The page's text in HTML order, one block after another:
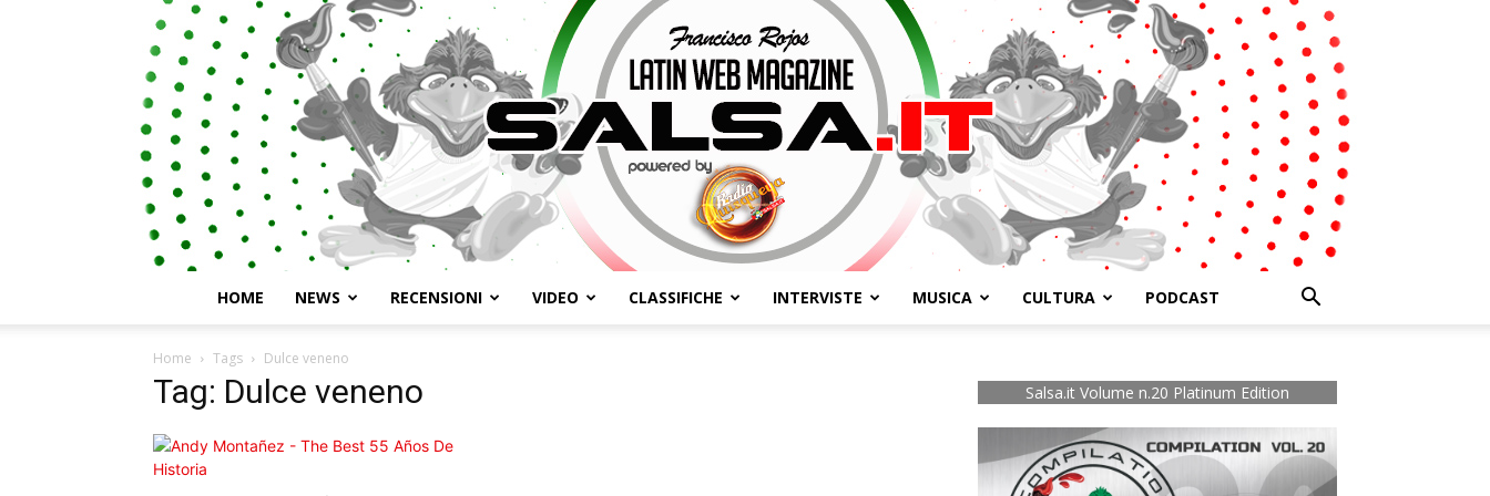
HOME NEWS RECENSIONI VIDEO CLASSIFICHE INTERVISTE MUSICA CULTURA PODCAST
Home Tags Dulce veneno
Tag: Dulce veneno Salsa.it Volume n.20 Platinum Edition